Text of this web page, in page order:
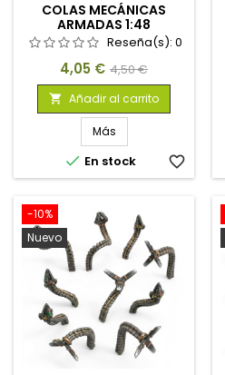
COLAS MECÁNICAS
ARMADAS 1:48
Reseña(s): 0
Precio
4,05 € Precio
base
4,50 €
 Añadir al carrito
Más
 En stock favorite_border
-10%
Nuevo